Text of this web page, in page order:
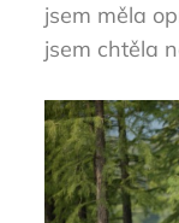
jsem měla
jsem chtěla